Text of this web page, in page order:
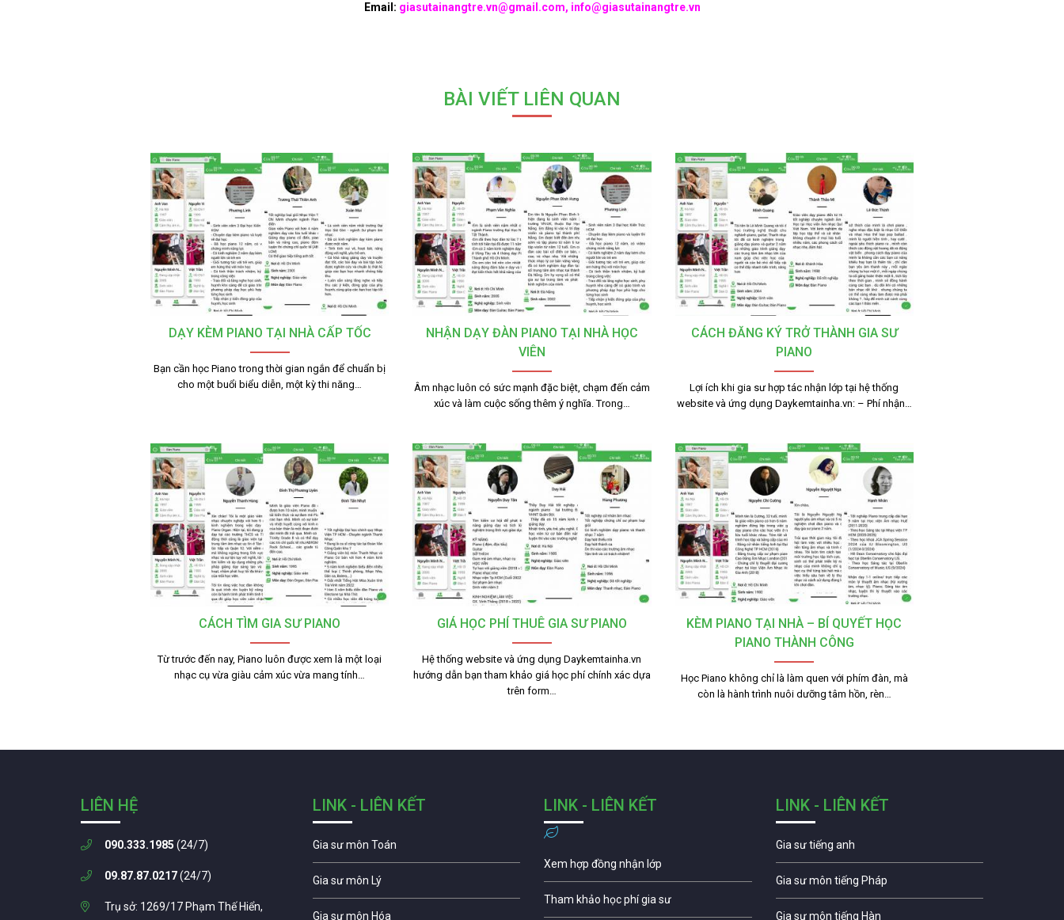
Email: giasutainangtre.vn@gmail.com, info@giasutainangtre.vn
BÀI VIẾT LIÊN QUAN
DẠY KÈM PIANO TẠI NHÀ CẤP TỐC
Bạn cần học Piano trong thời gian ngắn để chuẩn bị
cho một buổi biểu diễn, một kỳ thi năng…
NHẬN DẠY ĐÀN PIANO TẠI NHÀ HỌC
VIÊN
Âm nhạc luôn có sức mạnh đặc biệt, chạm đến cảm
xúc và làm cuộc sống thêm ý nghĩa. Trong…
CÁCH ĐĂNG KÝ TRỞ THÀNH GIA SƯ
PIANO
Lợi ích khi gia sư hợp tác nhận lớp tại hệ thống
website và ứng dụng Daykemtainha.vn: – Phí nhận…
CÁCH TÌM GIA SƯ PIANO
Từ trước đến nay, Piano luôn được xem là một loại
nhạc cụ vừa giàu cảm xúc vừa mang tính…
GIÁ HỌC PHÍ THUÊ GIA SƯ PIANO
Hệ thống website và ứng dụng Daykemtainha.vn
hướng dẫn bạn tham khảo giá học phí chính xác dựa
trên form…
KÈM PIANO TẠI NHÀ – BÍ QUYẾT HỌC
PIANO THÀNH CÔNG
Học Piano không chỉ là làm quen với phím đàn, mà
còn là hành trình nuôi dưỡng tâm hồn, rèn…
LIÊN HỆ
090.333.1985 (24/7)
09.87.87.0217(24/7)
Trụ sở: 1269/17 Phạm Thế Hiển,
LINK - LIÊN KẾT
Gia sư môn Toán
Gia sư môn Lý
Gia sư môn Hóa
LINK - LIÊN KẾT
Xem hợp đồng nhận lớp
Tham khảo học phí gia sư
LINK - LIÊN KẾT
Gia sư tiếng anh
Gia sư môn tiếng Pháp
Gia sư môn tiếng Hàn